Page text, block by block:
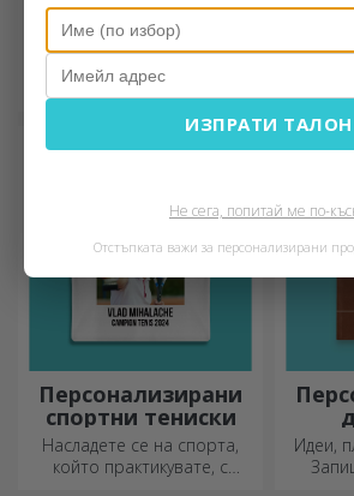
Подаръци в
ограничено
издание
Уникални подаръци в
ограничено издание –
незабравими моменти
можете
си,
Персонализирани
спортни тениски
Насладете се на спорта,
който практикувате, с
Идеи,
ИЗПРАТИ ТАЛОН
Не сега, попитай ме по-
Отстъпката важи за персонализирани